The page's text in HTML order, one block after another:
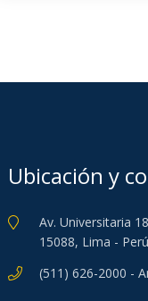
Ubicación y
Av. Universitaria
15088, Lima - Perú
(511) 626-2000 -